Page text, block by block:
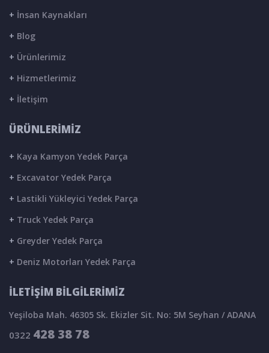
+ İnsan Kaynakları
+ Blog
+ Ürünlerimiz
+ Hizmetlerimiz
+ İletişim
ÜRÜNLERİMİZ
+ Kaya Kamyon Yedek Parça
+ Excavator Yedek Parça
+ Lastikli Yükleyici Yedek Parça
+ Truck Yedek Parça
+ Greyder Yedek Parça
+ Deniz Motorları Yedek Parça
İLETİŞİM BİLGİLERİMİZ
Yeşiloba Mah. 46305 Sk. Ekizler Sit. No: 5M Seyhan / ADANA
0322 428 38 78